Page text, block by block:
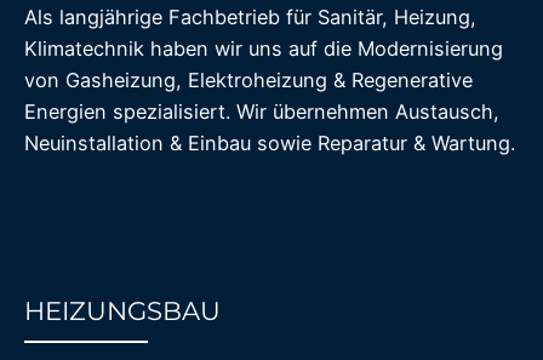
Als langjährige Fachbetrieb für Sanitär, Heizung,
Klimatechnik haben wir uns auf die Modernisierung
von Gasheizung, Elektroheizung & Regenerative
Energien spezialisiert. Wir übernehmen Austausch,
Neuinstallation & Einbau sowie Reparatur & Wartung.
HEIZUNGSBAU